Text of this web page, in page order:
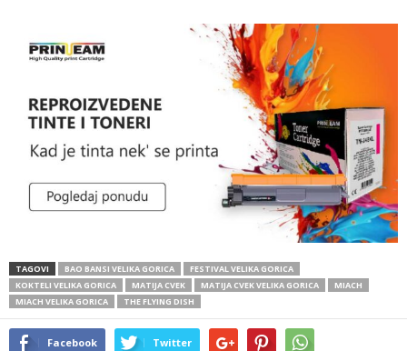
TAGOVI BAO BANSI VELIKA GORICA
FESTIVAL VELIKA GORICA
KOKTELI VELIKA GORICA
MATIJA CVEK MATIJA CVEK VELIKA GORICA
MIACH
MIACH VELIKA GORICA
THE FLYING DISH
Facebook Twitter